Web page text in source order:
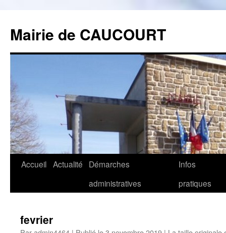
Mairie de CAUCOURT
Aller
Accueil Actualité
Démarches
administratives
Infos
pratiques
fevrier